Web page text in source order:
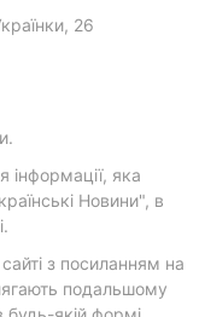
26
інформації, яка
Новини", в
з посиланням на
подальшому